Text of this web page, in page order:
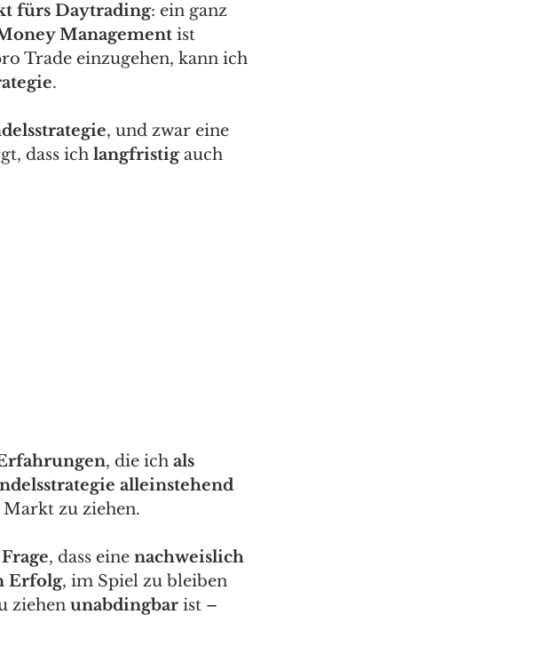
fürs Daytrading: ein ganz
Management ist
Trade einzugehen, kann ich
.
, und zwar eine
dass ich langfristig auch
, die ich als
alleinstehend
Markt zu ziehen.
, dass eine nachweislich
Erfolg, im Spiel zu bleiben
ziehen unabdingbar ist –